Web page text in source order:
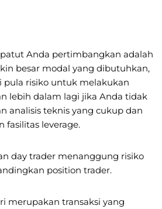
Anda pertimbangkan adalah
besar modal yang dibutuhkan,
pula risiko untuk melakukan
lebih dalam lagi jika Anda tidak
analisis teknis yang cukup dan
fasilitas leverage.
day trader menanggung risiko
position trader.
merupakan transaksi yang